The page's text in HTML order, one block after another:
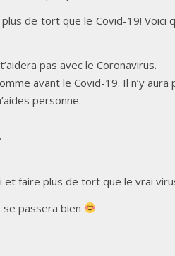
de tort que le Covid-19! Voici
pas avec le Coronavirus.
avant le Covid-19. Il n’y aura
personne.
et faire plus de tort que le vrai
passera bien